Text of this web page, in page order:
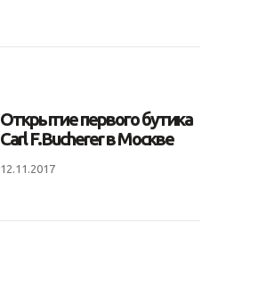
Открытие первого бутика
Carl F.Bucherer в Москве
12.11.2017